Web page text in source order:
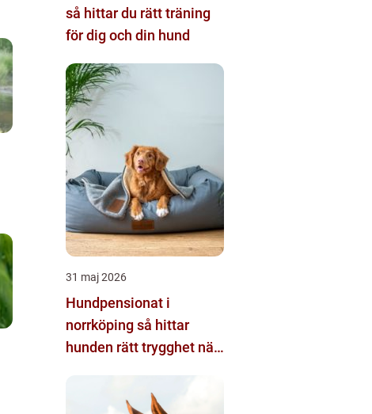
så hittar du rätt träning
för dig och din hund
31 maj 2026
Hundpensionat i
norrköping så hittar
hunden rätt trygghet när